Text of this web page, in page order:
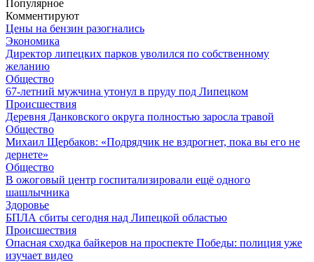
Популярное
Комментируют
Цены на бензин разогнались
Экономика
Директор липецких парков уволился по собственному
желанию
Общество
67-летний мужчина утонул в пруду под Липецком
Происшествия
Деревня Данковского округа полностью заросла травой
Общество
Михаил Щербаков: «Подрядчик не вздрогнет, пока вы его не
дернете»
Общество
В ожоговый центр госпитализировали ещё одного
шашлычника
Здоровье
БПЛА сбиты сегодня над Липецкой областью
Происшествия
Опасная сходка байкеров на проспекте Победы: полиция уже
изучает видео